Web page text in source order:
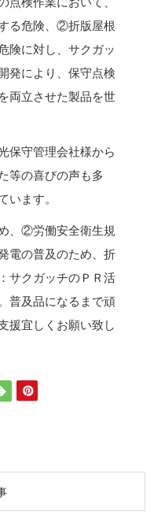
る危険、②折版屋根
険に対し、サクガッ
発により、保守点検
両立させた製品を世
保守管理会社様から
等の喜びの声も多
います。
、②労働安全衛生規
電の普及のため、折
サクガッチのＰＲ活
普及品になるまで頑
援宜しくお願い致し